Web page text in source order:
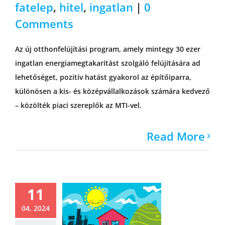
fatelep, hitel, ingatlan | 0
Comments
Az új otthonfelújítási program, amely mintegy 30 ezer
ingatlan energiamegtakarítást szolgáló felújítására ad
lehetőséget, pozitív hatást gyakorol az építőiparra,
különösen a kis- és középvállalkozások számára kedvező
– közölték piaci szereplők az MTI-vel.
Read More
11
04, 2024